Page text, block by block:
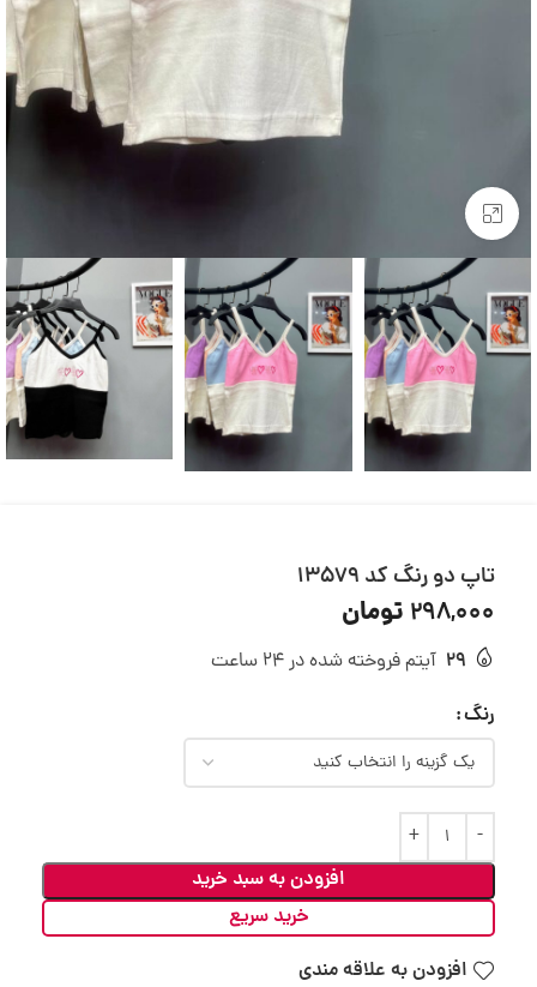
بزرگنمایی تصویر
تاپ دو رنگ کد 13579
298,000 تومان
29 آیتم فروخته شده در 24 ساعت
رنگ
افزودن به سبد خرید
خرید سریع
افزودن به علاقه مندی